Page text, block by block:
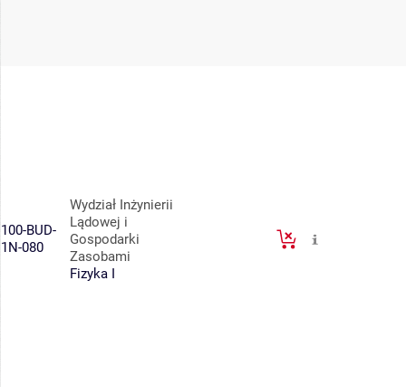
100-BUD-
1N-080
Wydział Inżynierii
Lądowej i
Gospodarki
Zasobami
Fizyka I